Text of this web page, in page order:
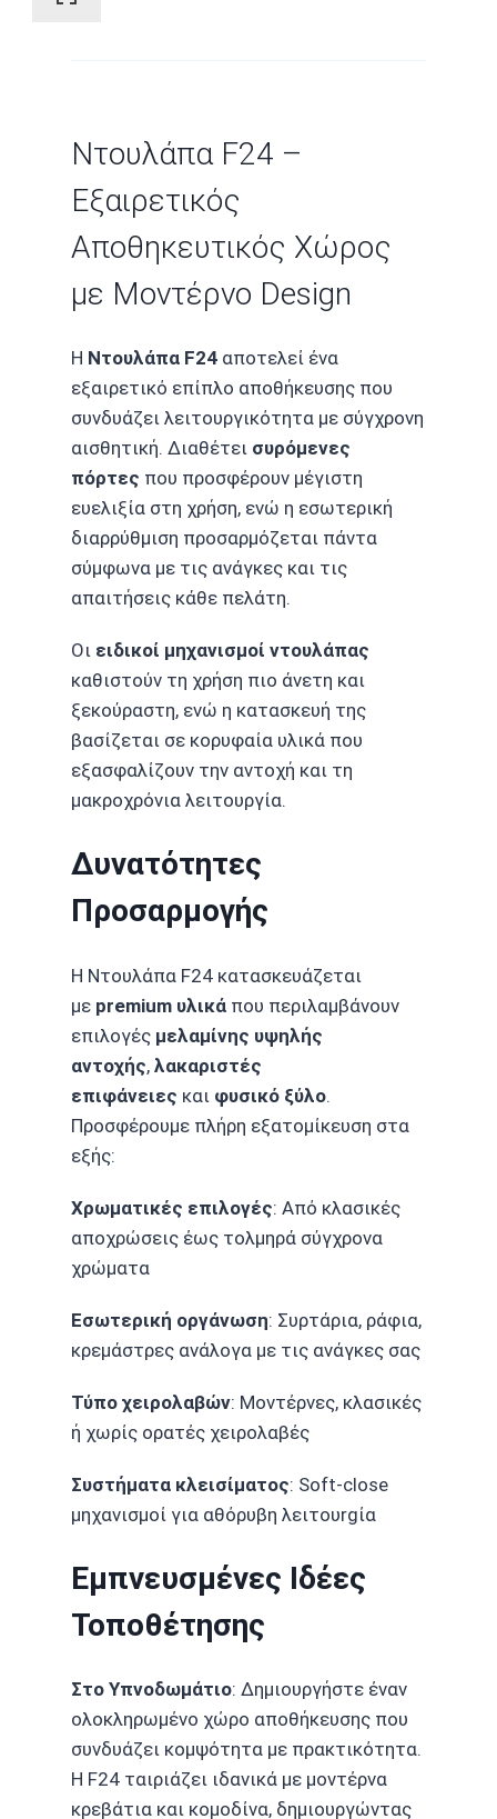
Ντουλάπα F24 –
Εξαιρετικός
Αποθηκευτικός Χώρος
με Μοντέρνο Design
Η Ντουλάπα F24 αποτελεί ένα
εξαιρετικό επίπλο αποθήκευσης που
συνδυάζει λειτουργικότητα με σύγχρονη
αισθητική. Διαθέτει συρόμενες
πόρτες που προσφέρουν μέγιστη
ευελιξία στη χρήση, ενώ η εσωτερική
διαρρύθμιση προσαρμόζεται πάντα
σύμφωνα με τις ανάγκες και τις
απαιτήσεις κάθε πελάτη.
Οι ειδικοί μηχανισμοί ντουλάπας
καθιστούν τη χρήση πιο άνετη και
ξεκούραστη, ενώ η κατασκευή της
βασίζεται σε κορυφαία υλικά που
εξασφαλίζουν την αντοχή και τη
μακροχρόνια λειτουργία.
Δυνατότητες
Προσαρμογής
Η Ντουλάπα F24 κατασκευάζεται
με premium υλικά που περιλαμβάνουν
επιλογές μελαμίνης υψηλής
αντοχής, λακαριστές
επιφάνειες και φυσικό ξύλο.
Προσφέρουμε πλήρη εξατομίκευση στα
εξής:
Χρωματικές επιλογές: Από κλασικές
αποχρώσεις έως τολμηρά σύγχρονα
χρώματα
Εσωτερική οργάνωση: Συρτάρια, ράφια,
κρεμάστρες ανάλογα με τις ανάγκες σας
Τύπο χειρολαβών: Μοντέρνες, κλασικές
ή χωρίς ορατές χειρολαβές
Συστήματα κλεισίματος: Soft-close
μηχανισμοί για αθόρυβη λειτουrgία
Εμπνευσμένες Ιδέες
Τοποθέτησης
Στο Υπνοδωμάτιο: Δημιουργήστε έναν
ολοκληρωμένο χώρο αποθήκευσης που
συνδυάζει κομψότητα με πρακτικότητα.
Η F24 ταιριάζει ιδανικά με μοντέρνα
κρεβάτια και κομοδίνα, δημιουργώντας